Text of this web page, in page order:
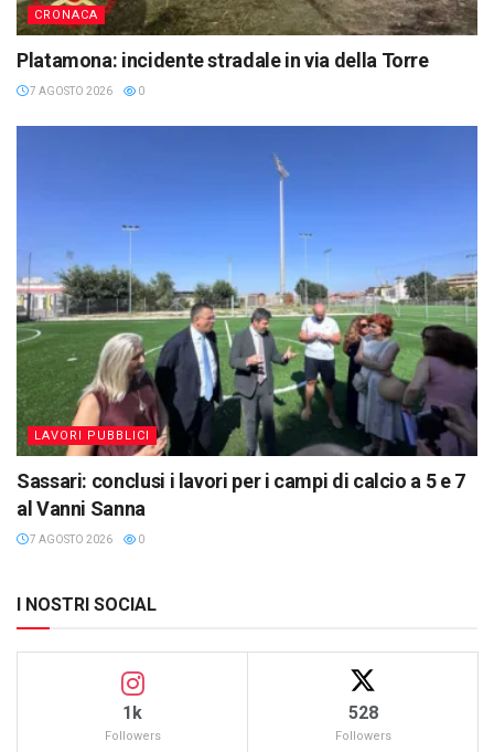
CRONACA
Platamona: incidente stradale in via della Torre
7 AGOSTO 2026 0
LAVORI PUBBLICI
Sassari: conclusi i lavori per i campi di calcio a 5 e 7
al Vanni Sanna
7 AGOSTO 2026 0
I NOSTRI SOCIAL
1k
Followers
528
Followers